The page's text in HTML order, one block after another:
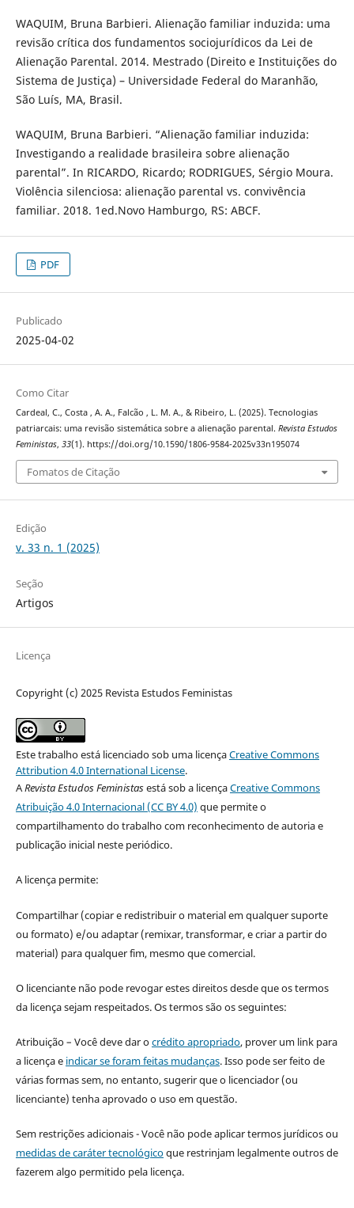
WAQUIM, Bruna Barbieri. Alienação familiar induzida: uma
revisão crítica dos fundamentos sociojurídicos da Lei de
Alienação Parental. 2014. Mestrado (Direito e Instituições do
Sistema de Justiça) – Universidade Federal do Maranhão,
São Luís, MA, Brasil.
WAQUIM, Bruna Barbieri. “Alienação familiar induzida:
Investigando a realidade brasileira sobre alienação
parental”. In RICARDO, Ricardo; RODRIGUES, Sérgio Moura.
Violência silenciosa: alienação parental vs. convivência
familiar. 2018. 1ed.Novo Hamburgo, RS: ABCF.
PDF
Publicado
2025-04-02
Como Citar
Cardeal, C., Costa , A. A., Falcão , L. M. A., & Ribeiro, L. (2025). Tecnologias
patriarcais: uma revisão sistemática sobre a alienação parental. Revista Estudos
Feministas, 33(1). https://doi.org/10.1590/1806-9584-2025v33n195074
Fomatos de Citação
Edição
v. 33 n. 1 (2025)
Seção
Artigos
Licença
Copyright (c) 2025 Revista Estudos Feministas
Este trabalho está licenciado sob uma licençaCreative Commons
Attribution 4.0 International License.
ARevista Estudos Feministasestá sob a licençaCreative Commons
Atribuição 4.0 Internacional (CC BY 4.0) que permite o
compartilhamento do trabalho com reconhecimento de autoria e
publicação inicial neste periódico.
A licença permite:
Compartilhar (copiar e redistribuir o material em qualquer suporte
ou formato) e/ou adaptar (remixar, transformar, e criar a partir do
material) para qualquer fim, mesmo que comercial.
O licenciante não pode revogar estes direitos desde que os termos
da licença sejam respeitados. Os termos são os seguintes:
Atribuição – Você deve dar ocrédito apropriado, prover um link para
a licença e indicar se foram feitas mudanças. Isso pode ser feito de
várias formas sem, no entanto, sugerir que o licenciador (ou
licenciante) tenha aprovado o uso em questão.
Sem restrições adicionais - Você não pode aplicar termos jurídicos ou
medidas de caráter tecnológicoque restrinjam legalmente outros de
fazerem algo permitido pela licença.